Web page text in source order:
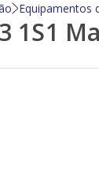
Equipamentos
1S1